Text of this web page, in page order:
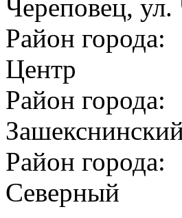
Череповец, ул.
Район города:
Центр
Район города:
Район города:
Северный